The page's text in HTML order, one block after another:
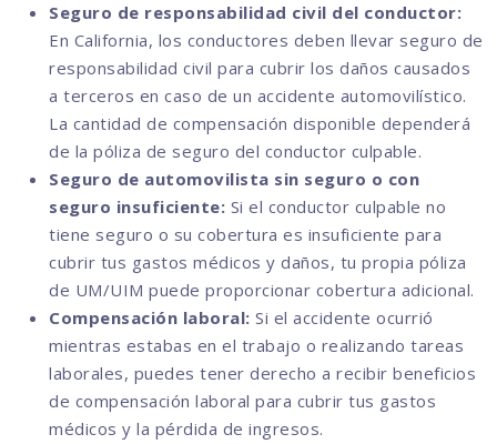
Seguro de responsabilidad civil del conductor:
En California, los conductores deben llevar seguro de
responsabilidad civil para cubrir los daños causados
a terceros en caso de un accidente automovilístico.
La cantidad de compensación disponible dependerá
de la póliza de seguro del conductor culpable.
Seguro de automovilista sin seguro o con
seguro insuficiente: Si el conductor culpable no
tiene seguro o su cobertura es insuficiente para
cubrir tus gastos médicos y daños, tu propia póliza
de UM/UIM puede proporcionar cobertura adicional.
Compensación laboral: Si el accidente ocurrió
mientras estabas en el trabajo o realizando tareas
laborales, puedes tener derecho a recibir beneficios
de compensación laboral para cubrir tus gastos
médicos y la pérdida de ingresos.